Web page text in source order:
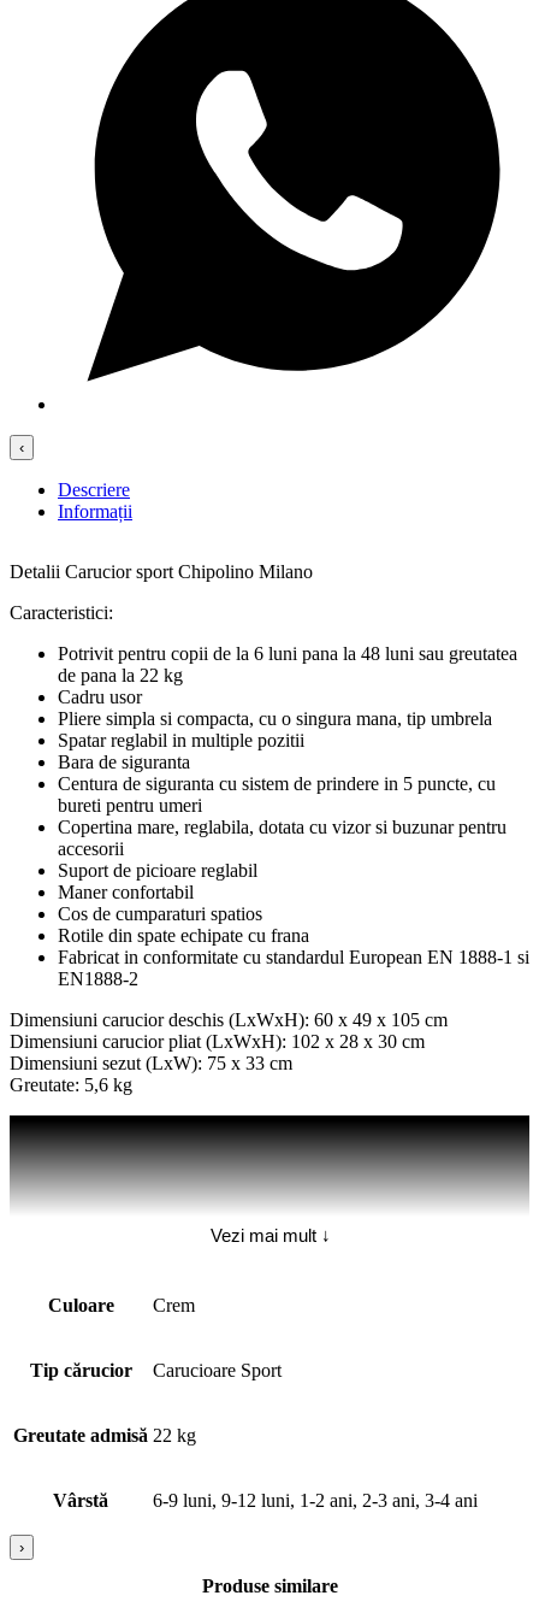
‹
Descriere
Informații
Detalii Carucior sport Chipolino Milano
Caracteristici:
Potrivit pentru copii de la 6 luni pana la 48 luni sau greutatea
de pana la 22 kg
Cadru usor
Pliere simpla si compacta, cu o singura mana, tip umbrela
Spatar reglabil in multiple pozitii
Bara de siguranta
Centura de siguranta cu sistem de prindere in 5 puncte, cu
bureti pentru umeri
Copertina mare, reglabila, dotata cu vizor si buzunar pentru
accesorii
Suport de picioare reglabil
Maner confortabil
Cos de cumparaturi spatios
Rotile din spate echipate cu frana
Fabricat in conformitate cu standardul European EN 1888-1 si
EN1888-2
Dimensiuni carucior deschis (LxWxH): 60 x 49 x 105 cm
Dimensiuni carucior pliat (LxWxH): 102 x 28 x 30 cm
Dimensiuni sezut (LxW): 75 x 33 cm
Greutate: 5,6 kg
Vezi mai mult ↓
Culoare Crem
Tip cărucior Carucioare Sport
Greutate admisă 22 kg
Vârstă 6-9 luni, 9-12 luni, 1-2 ani, 2-3 ani, 3-4 ani
›
Produse similare